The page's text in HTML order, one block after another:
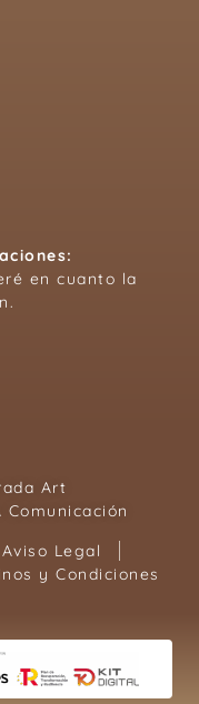
en cuanto la
Art
Comunicación
Aviso Legal
y Condiciones